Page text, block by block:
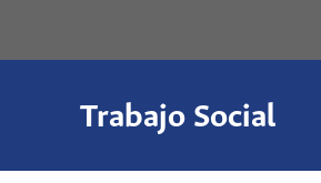
Trabajo Social